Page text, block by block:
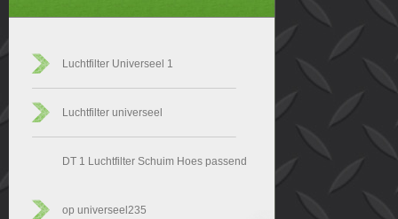
Luchtfilter Universeel 1
Luchtfilter universeel
DT 1 Luchtfilter Schuim Hoes passend
op universeel235